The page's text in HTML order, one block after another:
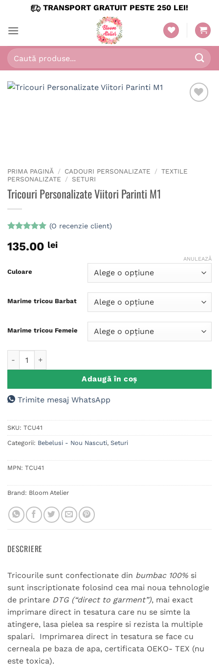
content
TRANSPORT GRATUIT PESTE 250 LEI!
Caută
după:
PRIMA PAGINĂ / CADOURI PERSONALIZATE / TEXTILE
PERSONALIZATE
/ SETURI
Tricouri Personalizate Viitori Parinti M1
5din 5 pe
baza unei
evaluări
(O recenzie client)
135.00 lei
Culoare
Marime tricou Barbat
Marime tricou Femeie
ANULEAZĂ
Adaugă în coș
Trimite mesaj WhatsApp
SKU: TCU41
Categorii: Bebelusi - Nou Nascuti, Seturi
MPN: TCU41
Brand: Bloom Atelier
DESCRIERE
Tricourile sunt confectionate din bumbac 100% si
sunt inscriptionate folosind cea mai noua tehnologie
de printare DTG (“direct to garment”), mai exact
imprimare direct in tesatura care nu se simte la
atingere, lasa pielea sa respire si rezista la multiple
spalari. Imprimarea direct in tesatura se face cu
cerneala pe baza de apa, certificata OEKO- TEX (nu
este toxica).